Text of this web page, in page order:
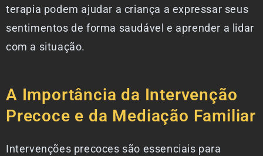
terapia podem ajudar a criança a expressar seus
sentimentos de forma saudável e aprender a lidar
com a situação.
A Importância da Intervenção
Precoce e da Mediação Familiar
Intervenções precoces são essenciais para